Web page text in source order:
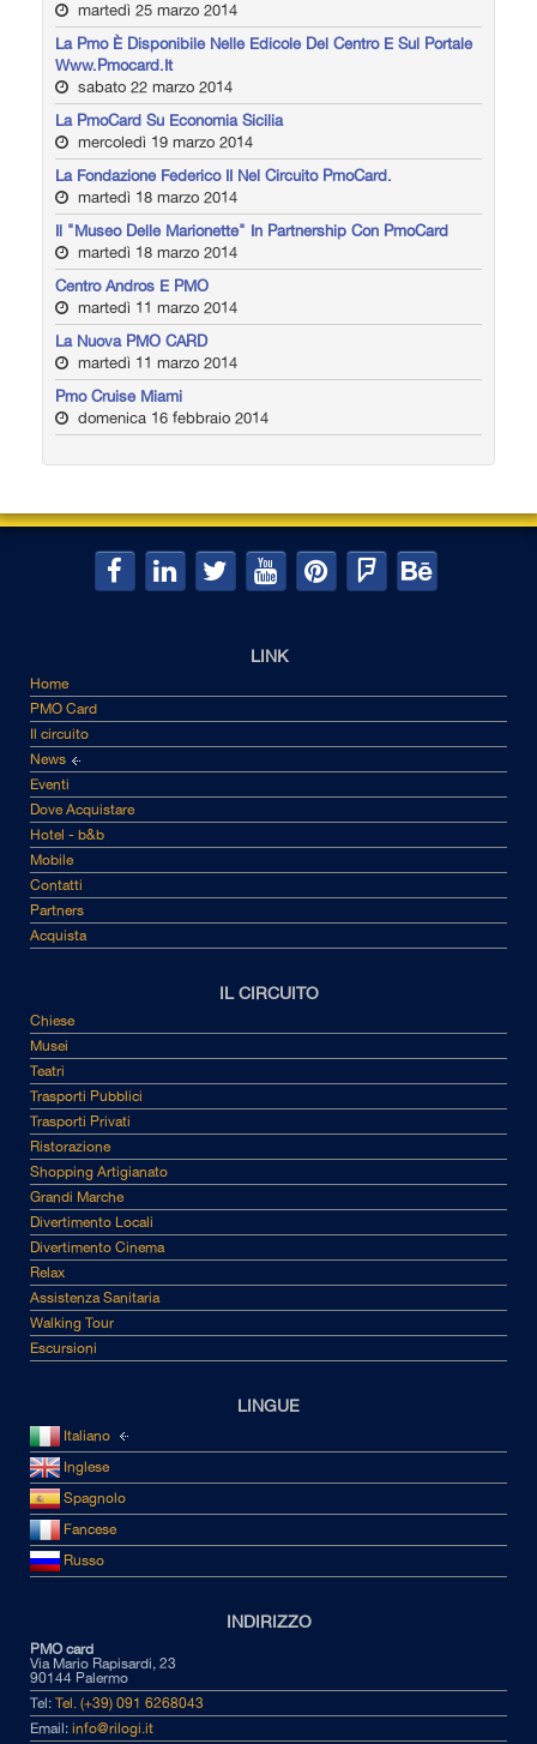
martedì 25 marzo 2014
La Pmo È Disponibile Nelle Edicole Del Centro E Sul Portale
Www.pmocard.it
sabato 22 marzo 2014
La PmoCard Su Economia Sicilia
mercoledì 19 marzo 2014
La Fondazione Federico II Nel Circuito PmoCard.
martedì 18 marzo 2014
Il "Museo Delle Marionette" In Partnership Con PmoCard
martedì 18 marzo 2014
Centro Andros E PMO
martedì 11 marzo 2014
La Nuova PMO CARD
martedì 11 marzo 2014
Pmo Cruise Miami
domenica 16 febbraio 2014
LINK
Home
PMO Card
Il circuito
News
Eventi
Dove Acquistare
Hotel - b&b
Mobile
Contatti
Partners
Acquista
IL CIRCUITO
Chiese
Musei
Teatri
Trasporti Pubblici
Trasporti Privati
Ristorazione
Shopping Artigianato
Grandi Marche
Divertimento Locali
Divertimento Cinema
Relax
Assistenza Sanitaria
Walking Tour
Escursioni
LINGUE
Italiano
Inglese
Spagnolo
Fancese
Russo
INDIRIZZO
PMO card
Via Mario Rapisardi, 23
90144 Palermo
Tel: Tel. (+39) 091 6268043
Email: info@rilogi.it